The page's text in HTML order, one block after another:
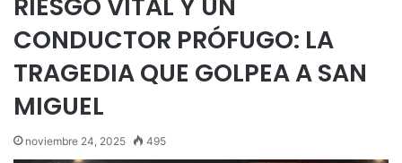
RIESGO VITAL Y UN
CONDUCTOR PRÓFUGO: LA
TRAGEDIA QUE GOLPEA A SAN
MIGUEL
noviembre 24, 2025 495